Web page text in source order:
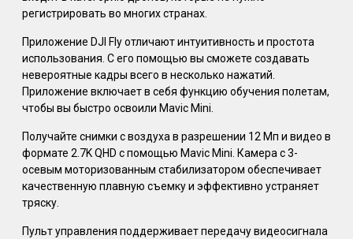
регистрировать во многих странах.
Приложение DJI Fly отличают интуитивность и простота
использования. С его помощью вы сможете создавать
невероятные кадры всего в несколько нажатий.
Приложение включает в себя функцию обучения полетам,
чтобы вы быстро освоили Mavic Mini.
Получайте снимки с воздуха в разрешении 12 Мп и видео в
формате 2.7K QHD с помощью Mavic Mini. Камера с 3-
осевым моторизованным стабилизатором обеспечивает
качественную плавную съемку и эффективно устраняет
тряску.
Пульт управления поддерживает передачу видеосигнала